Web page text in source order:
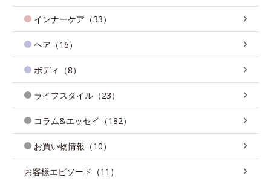
インナーケア（33）
ヘア（16）
ボディ（8）
ライフスタイル（23）
コラム&エッセイ（182）
お買い物情報（10）
お客様エピソード（11）